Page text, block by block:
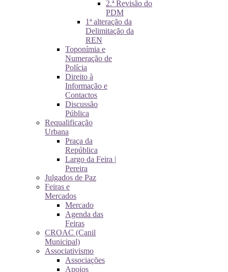
2.ª Revisão do
PDM
1ª alteração da
Delimitação da
REN
Toponímia e
Numeração de
Polícia
Direito à
Informação e
Contactos
Discussão
Pública
Requalificação
Urbana
Praça da
República
Largo da Feira |
Pereira
Julgados de Paz
Feiras e
Mercados
Mercado
Agenda das
Feiras
CROAC (Canil
Municipal)
Associativismo
Associações
Apoios